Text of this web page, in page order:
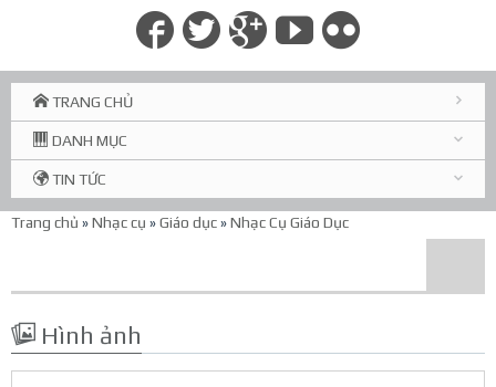
TRANG CHỦ
DANH MỤC
TIN TỨC
Trang chủ »Nhạc cụ »Giáo dục»Nhạc Cụ Giáo Dục
Hình ảnh